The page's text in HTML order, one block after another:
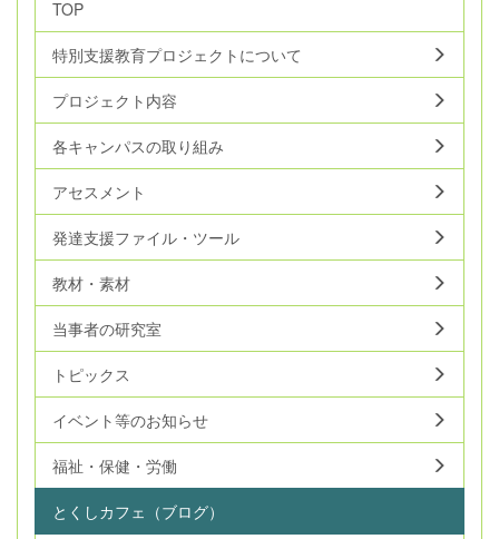
TOP
特別支援教育プロジェクトについて
プロジェクト内容
各キャンパスの取り組み
アセスメント
発達支援ファイル・ツール
教材・素材
当事者の研究室
トピックス
イベント等のお知らせ
福祉・保健・労働
とくしカフェ（ブログ）